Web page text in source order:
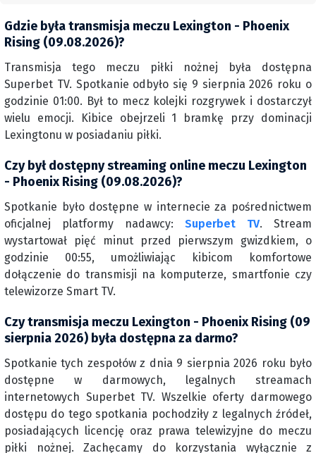
Gdzie była transmisja meczu Lexington - Phoenix
Rising (09.08.2026)?
Transmisja tego meczu piłki nożnej była dostępna
Superbet TV. Spotkanie odbyło się 9 sierpnia 2026 roku o
godzinie 01:00. Był to mecz kolejki rozgrywek i dostarczył
wielu emocji. Kibice obejrzeli 1 bramkę przy dominacji
Lexingtonu w posiadaniu piłki.
Czy był dostępny streaming online meczu Lexington
- Phoenix Rising (09.08.2026)?
Spotkanie było dostępne w internecie za pośrednictwem
oficjalnej platformy nadawcy: Superbet TV. Stream
wystartował pięć minut przed pierwszym gwizdkiem, o
godzinie 00:55, umożliwiając kibicom komfortowe
dołączenie do transmisji na komputerze, smartfonie czy
telewizorze Smart TV.
Czy transmisja meczu Lexington - Phoenix Rising (09
sierpnia 2026) była dostępna za darmo?
Spotkanie tych zespołów z dnia 9 sierpnia 2026 roku było
dostępne w darmowych, legalnych streamach
internetowych Superbet TV. Wszelkie oferty darmowego
dostępu do tego spotkania pochodziły z legalnych źródeł,
posiadających licencję oraz prawa telewizyjne do meczu
piłki nożnej. Zachęcamy do korzystania wyłącznie z